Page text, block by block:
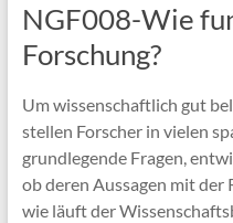
NGF008-Wie
Forschung?
Um wissenschaftlich gut
stellen Forscher in vielen
grundlegende Fragen,
ob deren Aussagen mit
wie läuft der